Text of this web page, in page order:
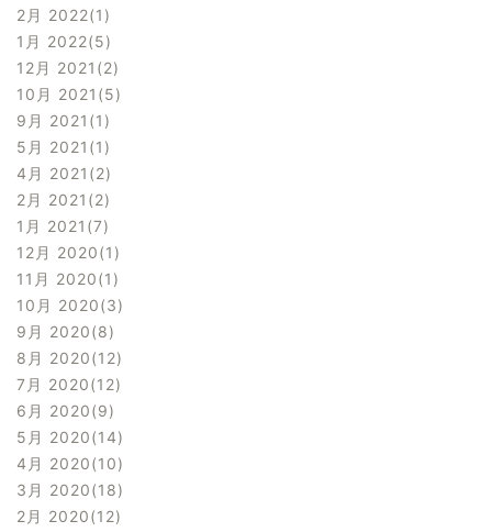
2月 2022 1
1月 2022 5
12月 2021 2
10月 2021 5
9月 2021 1
5月 2021 1
4月 2021 2
2月 2021 2
1月 2021 7
12月 2020 1
11月 2020 1
10月 2020 3
9月 2020 8
8月 2020 12
7月 2020 12
6月 2020 9
5月 2020 14
4月 2020 10
3月 2020 18
2月 2020 12